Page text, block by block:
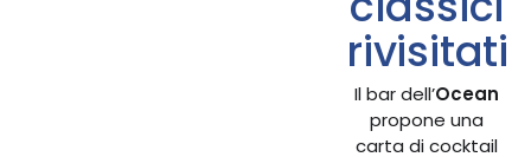
rivisitati
Il bar dell’Ocean
propone una
carta di cocktail